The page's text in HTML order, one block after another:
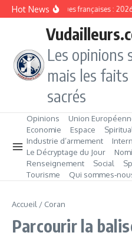
Aller au contenu
Hot NewsBanques françaises :
Les opinions
mais les
sacrés
Opinions Union
Economie
Espace
Industrie d’armement
Le Décryptage du Jour
Renseignement
Social
Tourisme
Qui
Accueil / Coran
Parcourir la